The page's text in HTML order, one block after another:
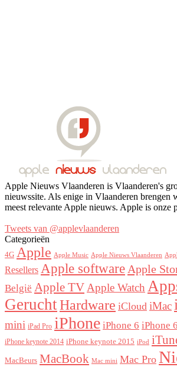
Apple Nieuws Vlaanderen is Vlaanderen's
nieuwssite. Als enige in Vlaanderen brengen
meest relevante Apple nieuws. Apple is onze
Tweets van @applevlaanderen
Categorieën
4G Apple Apple Music Apple Nieuws Vlaanderen
Resellers Apple software Apple
België Apple TV Apple Watch
GeruchtHardware iCloud iMac
mini iPad Pro iPhone iPhone 6 iPhone
iPhone keynote 2014 iPhone keynote 2015 iPod
MacBeurs MacBook Mac mini Mac Pro